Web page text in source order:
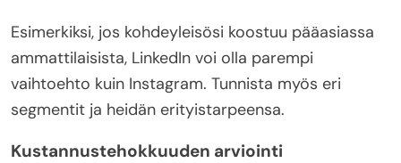
Esimerkiksi, jos kohdeyleisösi koostuu pääasiassa
ammattilaisista, LinkedIn voi olla parempi
vaihtoehto kuin Instagram. Tunnista myös eri
segmentit ja heidän erityistarpeensa.
Kustannustehokkuuden arviointi